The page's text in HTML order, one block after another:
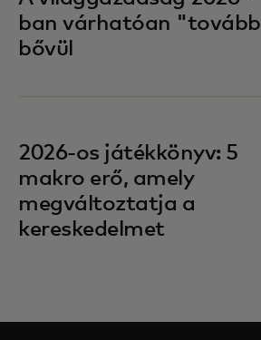
ban várhatóan "tovább
bővül
2026-os játékkönyv: 5
makro erő, amely
megváltoztatja a
kereskedelmet
opens in a new tab